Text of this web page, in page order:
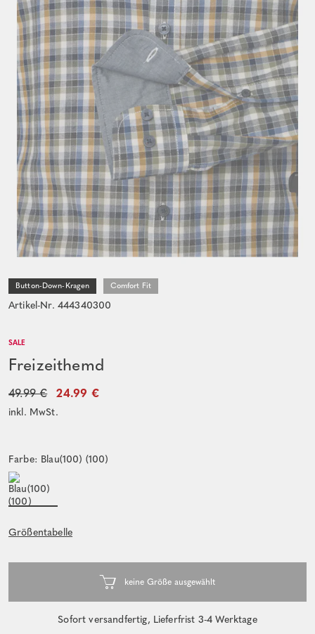
Button-Down-Kragen Comfort Fit
Artikel-Nr. 444340300
SALE
Freizeithemd
49.99 € 24.99 €
inkl. MwSt.
Farbe: Blau(100) (100)
Größentabelle
Sofort versandfertig, Lieferfrist 3-4 Werktage